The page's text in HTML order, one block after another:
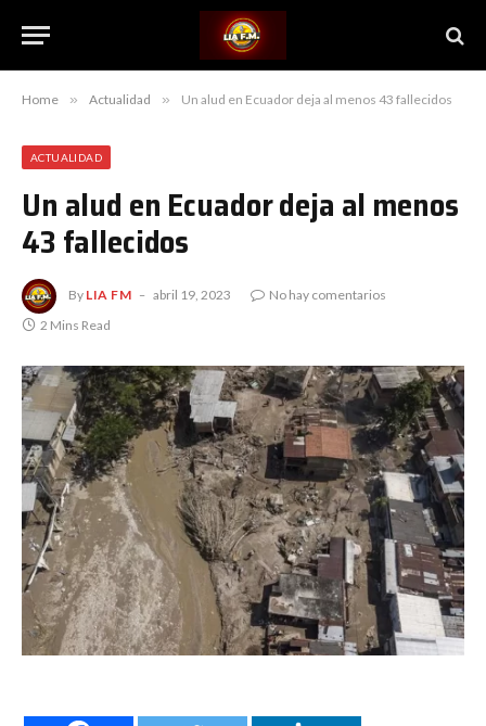
Home » Actualidad » Un alud en Ecuador deja al menos 43 fallecidos
ACTUALIDAD
Un alud en Ecuador deja al menos
43 fallecidos
By LIA FM abril 19, 2023
No hay comentarios
2 Mins Read